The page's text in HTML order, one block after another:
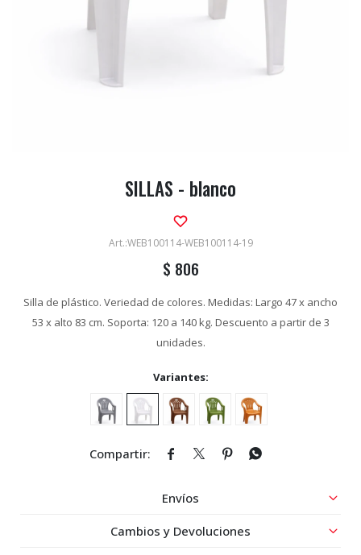
SILLAS - blanco
WEB100114-WEB100114-19
$ 806
Silla de plástico. Veriedad de colores. Medidas: Largo 47 x ancho
53 x alto 83 cm. Soporta: 120 a 140 kg. Descuento a partir de 3
unidades.
Variantes:
   
Envíos
Cambios y Devoluciones